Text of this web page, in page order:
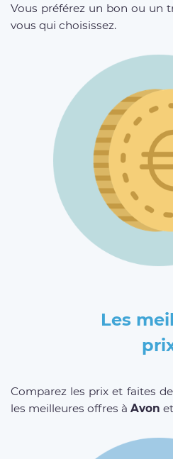
Vous préférez un bon ou un
vous qui choisissez.
Les
Comparez les prix et faites
les meilleures offres à Avon